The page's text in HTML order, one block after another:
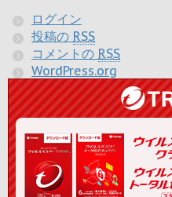
ログイン
投稿の RSS
コメントの RSS
WordPress.org